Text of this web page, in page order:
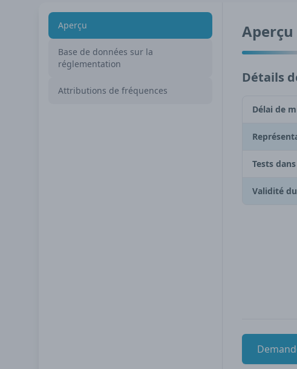
Aperçu
Base de données sur la
réglementation
Attributions de fréquences
Aperçu
Détails
Délai de
Tests
Validité